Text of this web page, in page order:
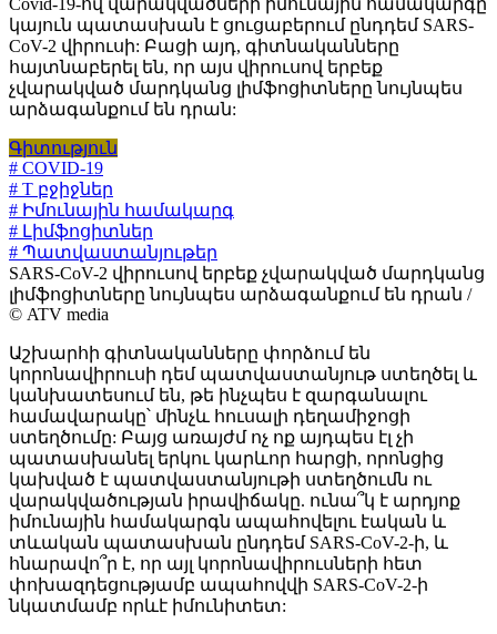
Covid-19-ով վարակվածների իմունային համակարգը
կայուն պատասխան է ցուցաբերում ընդդեմ SARS-
CoV-2 վիրուսի: Բացի այդ, գիտնականները
հայտնաբերել են, որ այս վիրուսով երբեք
չվարակված մարդկանց լիմֆոցիտները նույնպես
արձագանքում են դրան:
Գիտություն
# COVID-19
# T բջիջներ
# Իմունային համակարգ
# Լիմֆոցիտներ
# Պատվաստանյութեր
SARS-CoV-2 վիրուսով երբեք չվարակված մարդկանց
լիմֆոցիտները նույնպես արձագանքում են դրան /
© ATV media
Աշխարհի գիտնականները փորձում են
կորոնավիրուսի դեմ պատվաստանյութ ստեղծել և
կանխատեսում են, թե ինչպես է զարգանալու
համավարակը՝ մինչև հուսալի դեղամիջոցի
ստեղծումը: Բայց առայժմ ոչ ոք այդպես էլ չի
պատասխանել երկու կարևոր հարցի, որոնցից
կախված է պատվաստանյութի ստեղծումն ու
վարակվածության իրավիճակը. ունա՞կ է արդյոք
իմունային համակարգն ապահովելու էական և
տևական պատասխան ընդդեմ SARS-CoV-2-ի, և
հնարավո՞ր է, որ այլ կորոնավիրուսների հետ
փոխազդեցությամբ ապահովվի SARS-CoV-2-ի
նկատմամբ որևէ իմունիտետ: